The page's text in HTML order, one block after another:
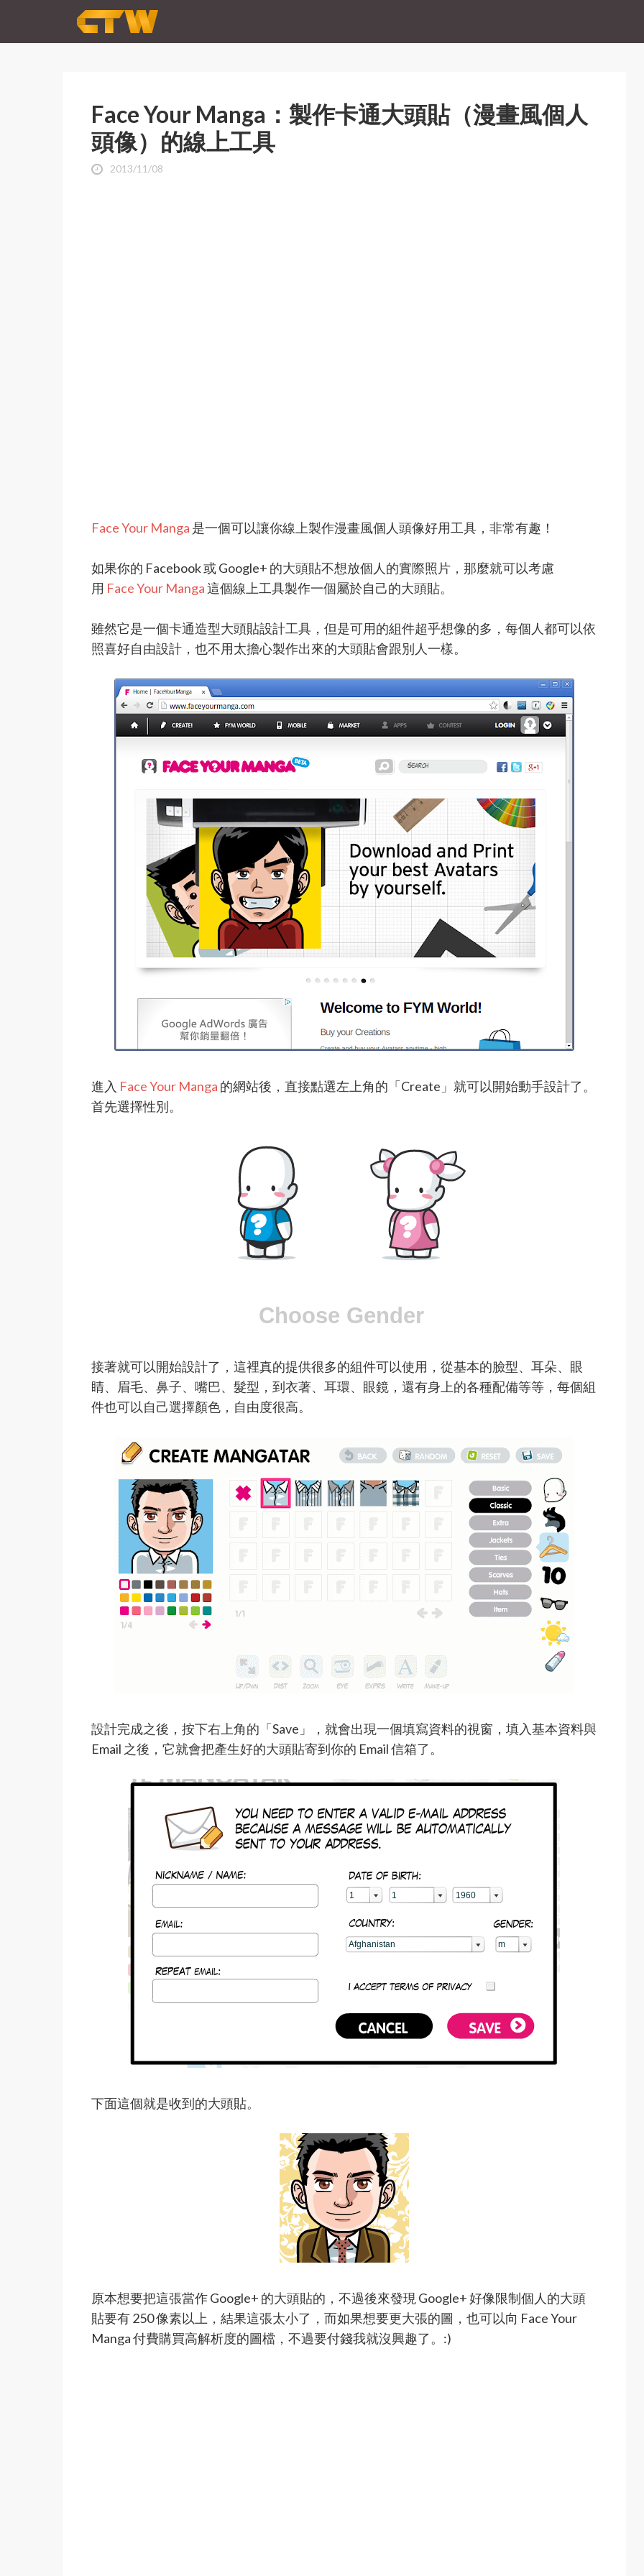
Face Your Manga：製作卡通大頭貼（漫畫風個人
頭像）的線上工具
2013/11/08
Face Your Manga 是一個可以讓你線上製作漫畫風個人頭像好用工具，非常有趣！
如果你的 Facebook 或 Google+ 的大頭貼不想放個人的實際照片，那麼就可以考慮
用 Face Your Manga這個線上工具製作一個屬於自己的大頭貼。
雖然它是一個卡通造型大頭貼設計工具，但是可用的組件超乎想像的多，每個人都可以依
照喜好自由設計，也不用太擔心製作出來的大頭貼會跟別人一樣。
進入 Face Your Manga 的網站後，直接點選左上角的「Create」就可以開始動手設計了。
首先選擇性別。
接著就可以開始設計了，這裡真的提供很多的組件可以使用，從基本的臉型、耳朵、眼
睛、眉毛、鼻子、嘴巴、髮型，到衣著、耳環、眼鏡，還有身上的各種配備等等，每個組
件也可以自己選擇顏色，自由度很高。
設計完成之後，按下右上角的「Save」，就會出現一個填寫資料的視窗，填入基本資料與
Email 之後，它就會把產生好的大頭貼寄到你的 Email 信箱了。
下面這個就是收到的大頭貼。
原本想要把這張當作 Google+ 的大頭貼的，不過後來發現 Google+ 好像限制個人的大頭
貼要有 250 像素以上，結果這張太小了，而如果想要更大張的圖，也可以向 Face Your
Manga 付費購買高解析度的圖檔，不過要付錢我就沒興趣了。:)